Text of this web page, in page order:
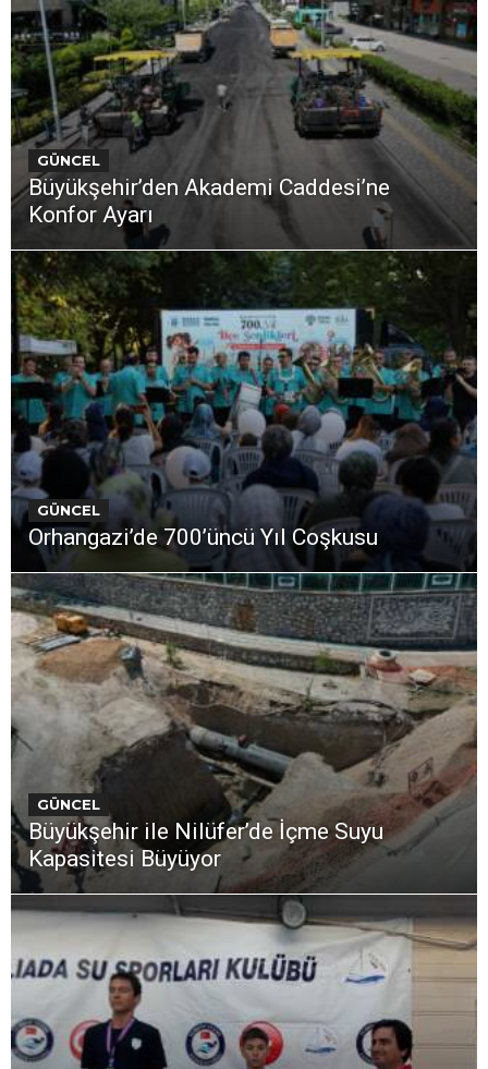
GÜNCEL
Büyükşehir’den Akademi Caddesi’ne
Konfor Ayarı
GÜNCEL
Orhangazi’de 700’üncü Yıl Coşkusu
GÜNCEL
Büyükşehir ile Nilüfer’de İçme Suyu
Kapasitesi Büyüyor